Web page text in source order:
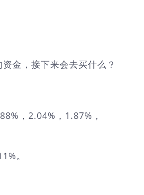
金，接下来会去买什么？
，2.04%，1.87%，
。